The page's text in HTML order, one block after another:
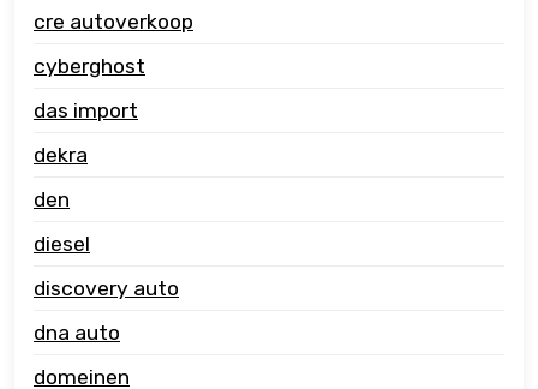
cre autoverkoop
cyberghost
das import
dekra
den
diesel
discovery auto
dna auto
domeinen